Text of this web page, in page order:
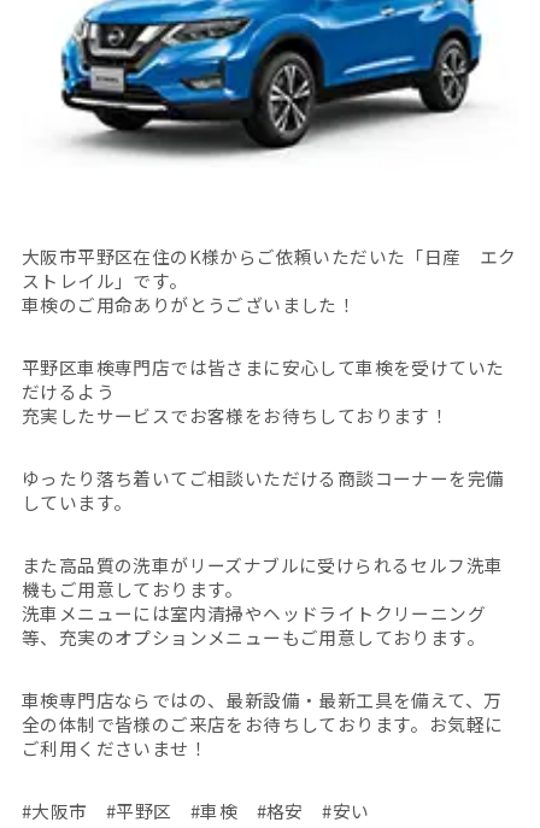
大阪市平野区在住のK様からご依頼いただいた「日産 エク
ストレイル」です。
車検のご用命ありがとうございました！
平野区車検専門店では皆さまに安心して車検を受けていた
だけるよう
充実したサービスでお客様をお待ちしております！
ゆったり落ち着いてご相談いただける商談コーナーを完備
しています。
また高品質の洗車がリーズナブルに受けられるセルフ洗車
機もご用意しております。
洗車メニューには室内清掃やヘッドライトクリーニング
等、充実のオプションメニューもご用意しております。
車検専門店ならではの、最新設備・最新工具を備えて、万
全の体制で皆様のご来店をお待ちしております。お気軽に
ご利用くださいませ！
#大阪市 #平野区 #車検 #格安 #安い